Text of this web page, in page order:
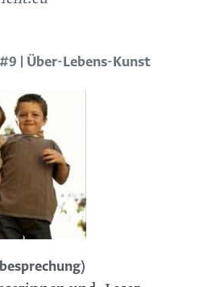
| Über-Lebens-Kunst